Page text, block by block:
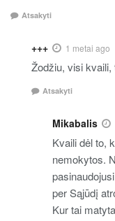
Atsakyti
+++ 1 metai ago
Žodžiu, visi
Atsakyti
Mikabalis
Kvaili dėl to,
nemokytos.
per Sąjūdį
Kur tai